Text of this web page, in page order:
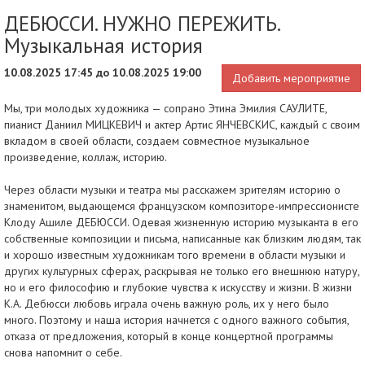
ДЕБЮССИ. НУЖНО ПЕРЕЖИТЬ.
Музыкальная история
10.08.2025 17:45 до 10.08.2025 19:00 Добавить мероприятие
Мы, три молодых художника — сопрано Этина Эмилия САУЛИТЕ,
пианист Даниил МИЦКЕВИЧ и актер Артис ЯНЧЕВСКИС, каждый с своим
вкладом в своей области, создаем совместное музыкальное
произведение, коллаж, историю.
Через области музыки и театра мы расскажем зрителям историю о
знаменитом, выдающемся французском композиторе-импрессионисте
Клоду Ашиле ДЕБЮССИ. Одевая жизненную историю музыканта в его
собственные композиции и письма, написанные как близким людям, так
и хорошо известным художникам того времени в области музыки и
других культурных сферах, раскрывая не только его внешнюю натуру,
но и его философию и глубокие чувства к искусству и жизни. В жизни
К.А. Дебюсси любовь играла очень важную роль, их у него было
много. Поэтому и наша история начнется с одного важного события,
отказа от предложения, который в конце концертной программы
снова напомнит о себе.